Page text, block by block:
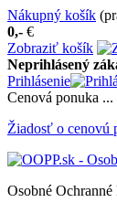
Nákupný košík
0,- €
Zobraziť košík
Neprihlásený
Prihlásenie
Cenová ponuka ...
Žiadosť o cenovú
Osobné